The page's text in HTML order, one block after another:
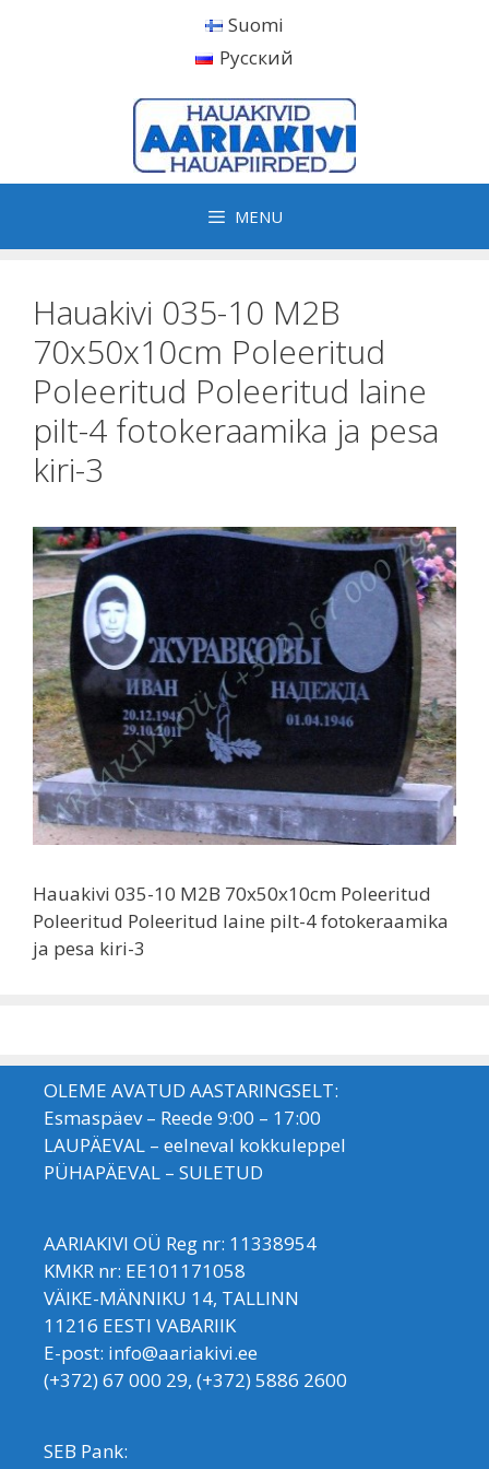
Suomi
Русский
MENU
Hauakivi 035-10 M2B
70x50x10cm Poleeritud
Poleeritud Poleeritud laine
pilt-4 fotokeraamika ja pesa
kiri-3
Hauakivi 035-10 M2B 70x50x10cm Poleeritud
Poleeritud Poleeritud laine pilt-4 fotokeraamika
ja pesa kiri-3
OLEME AVATUD AASTARINGSELT:
Esmaspäev – Reede 9:00 – 17:00
LAUPÄEVAL – eelneval kokkuleppel
PÜHAPÄEVAL – SULETUD
AARIAKIVI OÜ Reg nr: 11338954
KMKR nr: EE101171058
VÄIKE-MÄNNIKU 14, TALLINN
11216 EESTI VABARIIK
E-post: info@aariakivi.ee
(+372) 67 000 29, (+372) 5886 2600
SEB Pank: